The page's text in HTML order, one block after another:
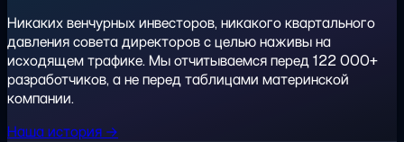
Никаких венчурных инвесторов, никакого квартального
давления совета директоров с целью наживы на
исходящем трафике. Мы отчитываемся перед 122 000+
разработчиков, а не перед таблицами материнской
компании.
Наша история →